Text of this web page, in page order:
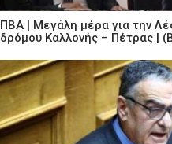
ΠΒΑ | Μεγάλη μέρα για την
δρόμου Καλλονής – Πέτρας |